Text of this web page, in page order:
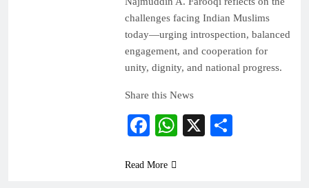
challenges facing Indian Muslims
today—urging introspection, balanced
engagement, and cooperation for
unity, dignity, and national progress.
Share this News
Facebook
WhatsApp
X
Read More